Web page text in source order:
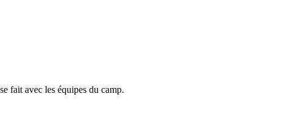
fait avec les équipes du camp.